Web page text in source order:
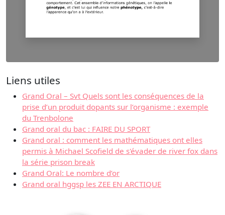
Liens utiles
Grand Oral – Svt Quels sont les conséquences de la
prise d’un produit dopants sur l’organisme : exemple
du Trenbolone
Grand oral du bac : FAIRE DU SPORT
Grand oral : comment les mathématiques ont elles
permis à Michael Scofield de s'évader de river fox dans
la série prison break
Grand Oral: Le nombre d’or
Grand oral hggsp les ZEE EN ARCTIQUE